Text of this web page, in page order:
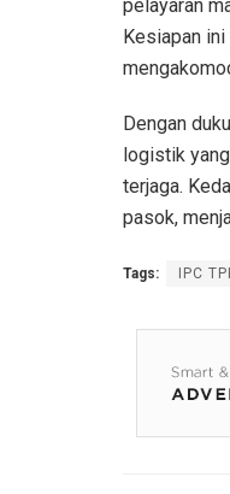
pelayaran
Kesiapan
Dengan
logistik
terjaga.
pasok,
Tags: IPC